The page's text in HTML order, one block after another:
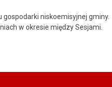
niskoemisyjnej gminy.
w okresie między Sesjami.